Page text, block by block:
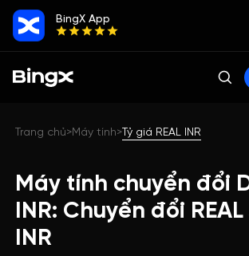
BingX App
Trang chủ>Máy tính>Tỷ giá REAL INR
Máy tính chuyển đổi
INR: Chuyển đổi
INR